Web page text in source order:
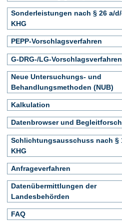
Sonderleistungen nach § 26 a/
KHG
PEPP-Vorschlagsverfahren
G-DRG-/LG-Vorschlagsverfahren
Neue Untersuchungs- und
Behandlungsmethoden (NUB)
Kalkulation
Datenbrowser und
Schlichtungsausschuss nach §
KHG
Anfrageverfahren
Datenübermittlungen der
Landesbehörden
FAQ